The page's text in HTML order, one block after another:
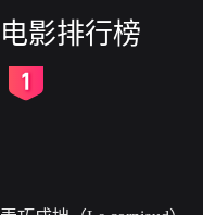
电影排行榜